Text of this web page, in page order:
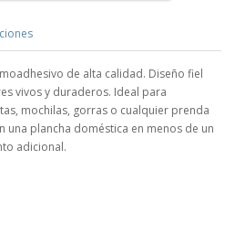
de alta calidad. Diseño fiel
vivos y duraderos. Ideal para
mochilas, gorras o cualquier prenda
una plancha doméstica en menos de un
adicional.